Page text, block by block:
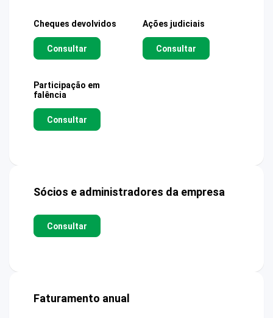
Cheques devolvidos
Consultar
Ações judiciais
Consultar
Participação em
falência
Consultar
Sócios e administradores da empresa
Consultar
Faturamento anual